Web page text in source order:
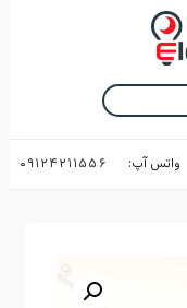
واتس آپ: ۰۹۱۲۴۲۱۱۵۵۶